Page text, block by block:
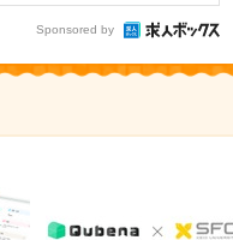
Sponsored by